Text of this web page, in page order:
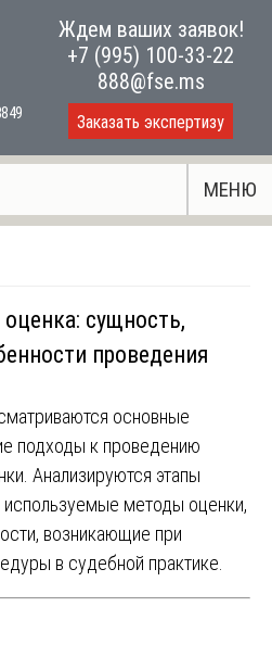
Ждем ваших заявок!
+7 (995) 100-33-22
888@fse.ms
Заказать экспертизу
МЕНЮ
сущность,
проведения
основные
подходы к проведению
Анализируются этапы
используемые методы оценки,
возникающие при
в судебной практике.